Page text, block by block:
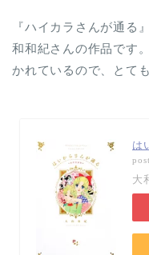
『ハイカラさんが通る
和和紀さんの作品です
かれているので、とて
は
大